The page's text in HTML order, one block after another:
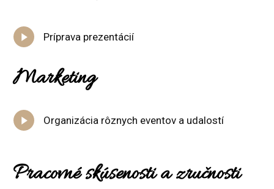
Príprava prezentácií
Marketing
Organizácia rôznych eventov a udalostí
Pracovné skúsenosti a zručnosti